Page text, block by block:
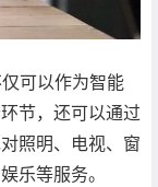
可以作为智能
节，还可以通过
照明、电视、窗
乐等服务。